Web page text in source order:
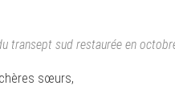
transept sud restaurée en
sœurs,